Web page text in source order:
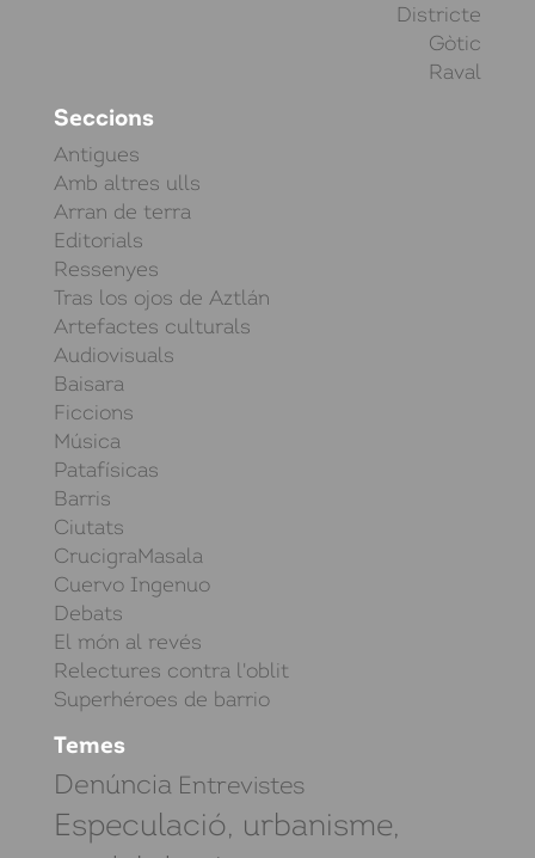
Districte
Gòtic
Raval
Seccions
Antigues
Amb altres ulls
Arran de terra
Editorials
Ressenyes
Tras los ojos de Aztlán
Artefactes culturals
Audiovisuals
Baisara
Ficcions
Música
Patafísicas
Barris
Ciutats
CrucigraMasala
Cuervo Ingenuo
Debats
El món al revés
Relectures contra l'oblit
Superhéroes de barrio
Temes
Denúncia Entrevistes
Especulació, urbanisme,